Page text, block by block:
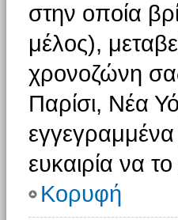
στην οποία
μέλος),
χρονοζώνη
Παρίσι, Νέα
εγγεγραμμένα
ευκαιρία να
Κορυφή